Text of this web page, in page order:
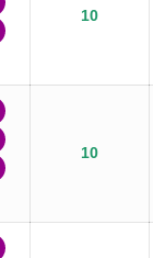
10
10